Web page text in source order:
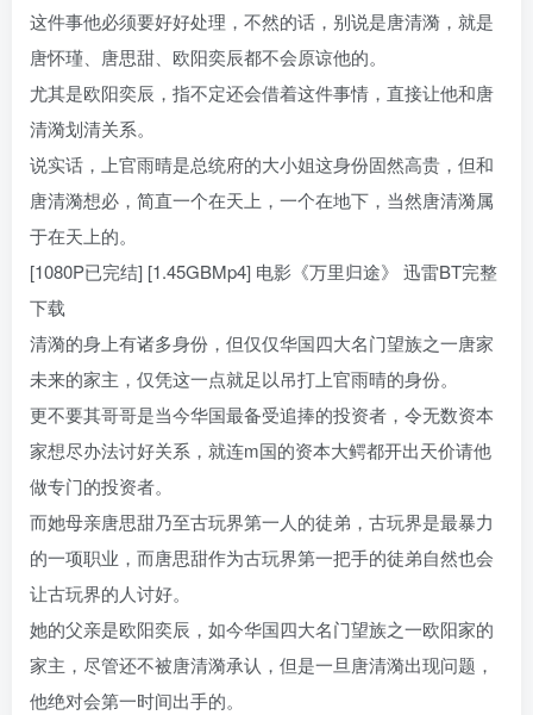
这件事他必须要好好处理，不然的话，别说是唐清漪，就是
唐怀瑾、唐思甜、欧阳奕辰都不会原谅他的。
尤其是欧阳奕辰，指不定还会借着这件事情，直接让他和唐
清漪划清关系。
说实话，上官雨晴是总统府的大小姐这身份固然高贵，但和
唐清漪想必，简直一个在天上，一个在地下，当然唐清漪属
于在天上的。
[1080P已完结] [1.45GBMp4] 电影《万里归途》 迅雷BT完整
下载
清漪的身上有诸多身份，但仅仅华国四大名门望族之一唐家
未来的家主，仅凭这一点就足以吊打上官雨晴的身份。
更不要其哥哥是当今华国最备受追捧的投资者，令无数资本
家想尽办法讨好关系，就连m国的资本大鳄都开出天价请他
做专门的投资者。
而她母亲唐思甜乃至古玩界第一人的徒弟，古玩界是最暴力
的一项职业，而唐思甜作为古玩界第一把手的徒弟自然也会
让古玩界的人讨好。
她的父亲是欧阳奕辰，如今华国四大名门望族之一欧阳家的
家主，尽管还不被唐清漪承认，但是一旦唐清漪出现问题，
他绝对会第一时间出手的。